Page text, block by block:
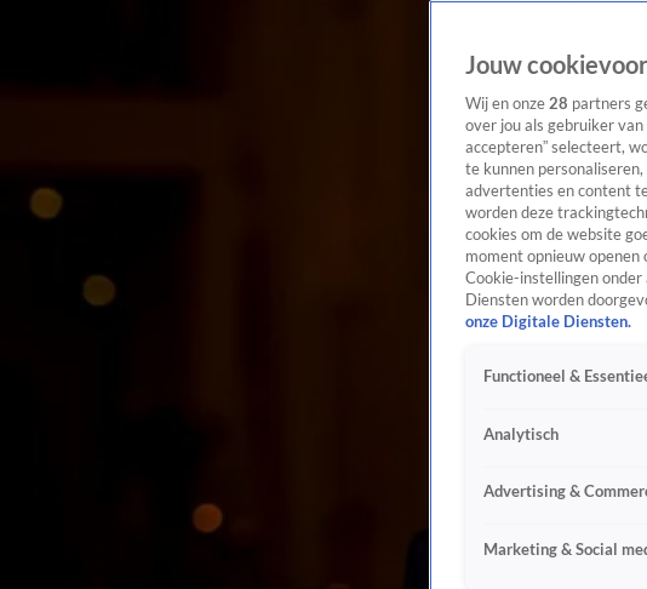
Jouw
Wij en onze 28 partners
over jou als gebruiker
accepteren” selecteert,
te kunnen
advertenties en content
worden deze
cookies om de website
moment opnieuw
Cookie-instellingen onder
Diensten worden
onze Digitale Diensten.
Functioneel &
Analytisch
Advertising &
Marketing & Social